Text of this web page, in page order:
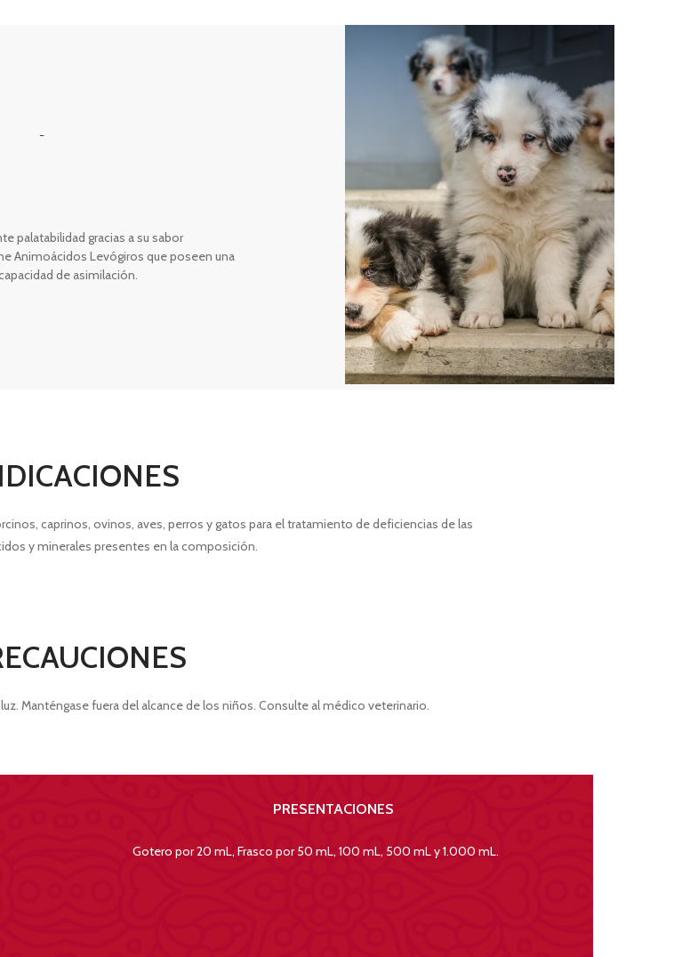
palatabilidad gracias a su sabor
Animoácidos Levógiros que poseen una
de asimilación.
caprinos, ovinos, aves, perros y gatos para el tratamiento de deficiencias de las
y minerales presentes en la composición.
Manténgase fuera del alcance de los niños. Consulte al médico veterinario.
PRESENTACIONES
Gotero por 20 mL, Frasco por 50 mL, 100 mL, 500 mL y 1.000 mL.